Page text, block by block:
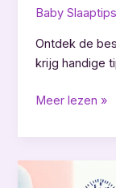
Baby Slaaptips
Ontdek de
krijg handige
Wat
de
beste
slaaptraining
Meer lezen »